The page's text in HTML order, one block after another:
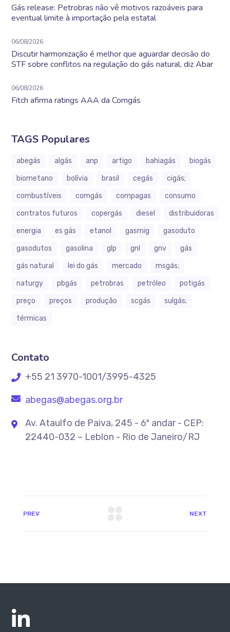
Gás release: Petrobras não vê motivos razoáveis para
eventual limite à importação pela estatal
06/08/2026
Discutir harmonização é melhor que aguardar decisão do
STF sobre conflitos na regulação do gás natural, diz Abar
06/08/2026
Fitch afirma ratings AAA da Comgás
TAGS Populares
abegás algás anp artigo bahiagás
biogás
biometano
bolívia brasil cegás
cigás;
combustíveis
comgás compagas
consumo
contratos futuros
copergás diesel
distribuidoras
energia
es gás etanol gasmig
gasoduto
gasodutos
gasolina glp gnl gnv
gás
gás natural
lei do gás mercado
msgás;
naturgy
pbgás petrobras petróleo
potigás
preço
preços produção scgás
sulgás;
térmicas
Contato
+55 21 3970-1001/3995-4325
abegas@abegas.org.br
Av. Ataulfo de Paiva, 245 - 6º andar - CEP:
22440-032 – Leblon - Rio de Janeiro/RJ
PREV NEXT